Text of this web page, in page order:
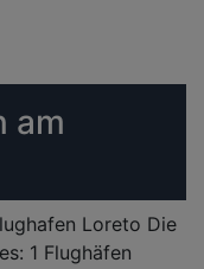
am
Loreto Die
1 Flughäfen